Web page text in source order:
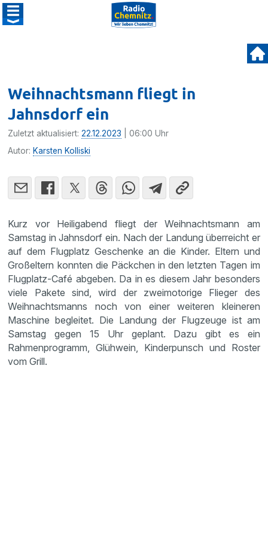
Weihnachtsmann fliegt in
Jahnsdorf ein
Zuletzt aktualisiert:22.12.2023 | 06:00 Uhr
Autor: Karsten Kolliski
Kurz vor Heiligabend fliegt der Weihnachtsmann am
Samstag in Jahnsdorf ein. Nach der Landung überreicht er
auf dem Flugplatz Geschenke an die Kinder. Eltern und
Großeltern konnten die Päckchen in den letzten Tagen im
Flugplatz-Café abgeben. Da in es diesem Jahr besonders
viele Pakete sind, wird der zweimotorige Flieger des
Weihnachtsmanns noch von einer weiteren kleineren
Maschine begleitet. Die Landung der Flugzeuge ist am
Samstag gegen 15 Uhr geplant. Dazu gibt es ein
Rahmenprogramm, Glühwein, Kinderpunsch und Roster
vom Grill.